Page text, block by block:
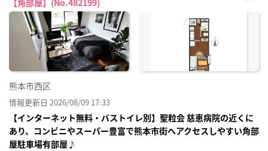
に入
熊本市西区
情報更新日 2026/08/09 17:33
【インターネット無料・バストイレ別】聖粒会 慈恵病院の近くに
あり、コンビニやスーパー豊富で熊本市街へアクセスしやすい角部
屋駐車場有部屋♪